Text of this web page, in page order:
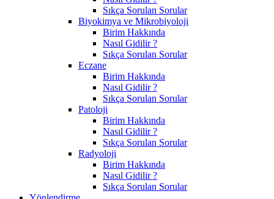
Sıkça Sorulan Sorular
Biyokimya ve Mikrobiyoloji
Birim Hakkında
Nasıl Gidilir ?
Sıkça Sorulan Sorular
Eczane
Birim Hakkında
Nasıl Gidilir ?
Sıkça Sorulan Sorular
Patoloji
Birim Hakkında
Nasıl Gidilir ?
Sıkça Sorulan Sorular
Radyoloji
Birim Hakkında
Nasıl Gidilir ?
Sıkça Sorulan Sorular